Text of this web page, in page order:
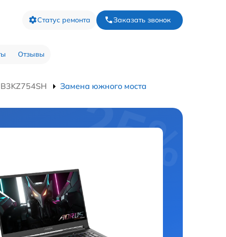
Статус ремонта Заказать звонок
Отзывы
Замена южного моста